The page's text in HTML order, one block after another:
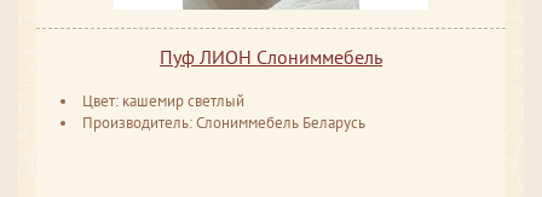
Пуф ЛИОН Слониммебель
Цвет: кашемир светлый
Производитель: Слониммебель Беларусь